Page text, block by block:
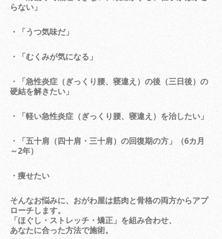
らない」
・「うつ気味だ」
・「むくみが気になる」
・「急性炎症（ぎっくり腰、寝違え）の後（三日後）の
硬結を解きたい」
・「軽い急性炎症（ぎっくり腰、寝違え）を治したい」
・「五十肩（四十肩・三十肩）の回復期の方」（6カ月
～2年）
・痩せたい
そんなお悩みに、おがわ屋は筋肉と骨格の両方からアプ
ローチします。
「ほぐし・ストレッチ・矯正」を組み合わせ、
あなたに合った方法で施術。